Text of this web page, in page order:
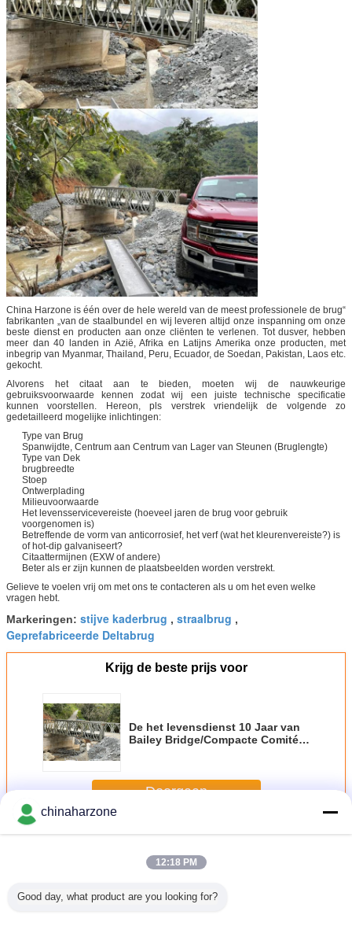
China Harzone is één over de hele wereld van de meest professionele de brug“
fabrikanten „van de staalbundel en wij leveren altijd onze inspanning om onze
beste dienst en producten aan onze cliënten te verlenen. Tot dusver, hebben
meer dan 40 landen in Azië, Afrika en Latijns Amerika onze producten, met
inbegrip van Myanmar, Thailand, Peru, Ecuador, de Soedan, Pakistan, Laos etc.
gekocht.
Alvorens het citaat aan te bieden, moeten wij de nauwkeurige
gebruiksvoorwaarde kennen zodat wij een juiste technische specificatie
kunnen voorstellen. Hereon, pls verstrek vriendelijk de volgende zo
gedetailleerd mogelijke inlichtingen:
Type van Brug
Spanwijdte, Centrum aan Centrum van Lager van Steunen (Bruglengte)
Type van Dek
brugbreedte
Stoep
Ontwerplading
Milieuvoorwaarde
Het levensservicevereiste (hoeveel jaren de brug voor gebruik
voorgenomen is)
Betreffende de vorm van anticorrosief, het verf (wat het kleurenvereiste?) is
of hot-dip galvaniseert?
Citaattermijnen (EXW of andere)
Beter als er zijn kunnen de plaatsbeelden worden verstrekt.
Gelieve te voelen vrij om met ons te contacteren als u om het even welke
vragen hebt.
Markeringen: stijve kaderbrug , straalbrug ,
Geprefabriceerde Deltabrug
Krijg de beste prijs voor
De het levensdienst 10 Jaar van
Bailey Bridge/Compacte Comité
Doorgaan
MeerBaileybrug
chinaharzone
12:18 PM
Good day, what product are you looking for?